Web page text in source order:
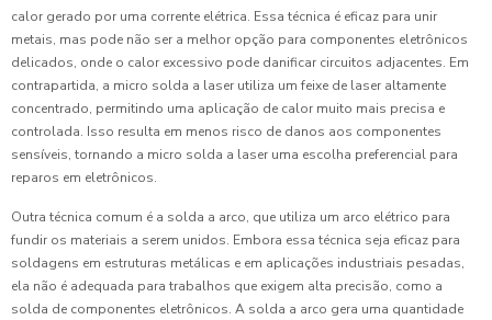
calor gerado por uma corrente elétrica. Essa técnica é eficaz para unir
metais, mas pode não ser a melhor opção para componentes eletrônicos
delicados, onde o calor excessivo pode danificar circuitos adjacentes. Em
contrapartida, a micro solda a laser utiliza um feixe de laser altamente
concentrado, permitindo uma aplicação de calor muito mais precisa e
controlada. Isso resulta em menos risco de danos aos componentes
sensíveis, tornando a micro solda a laser uma escolha preferencial para
reparos em eletrônicos.
Outra técnica comum é a solda a arco, que utiliza um arco elétrico para
fundir os materiais a serem unidos. Embora essa técnica seja eficaz para
soldagens em estruturas metálicas e em aplicações industriais pesadas,
ela não é adequada para trabalhos que exigem alta precisão, como a
solda de componentes eletrônicos. A solda a arco gera uma quantidade